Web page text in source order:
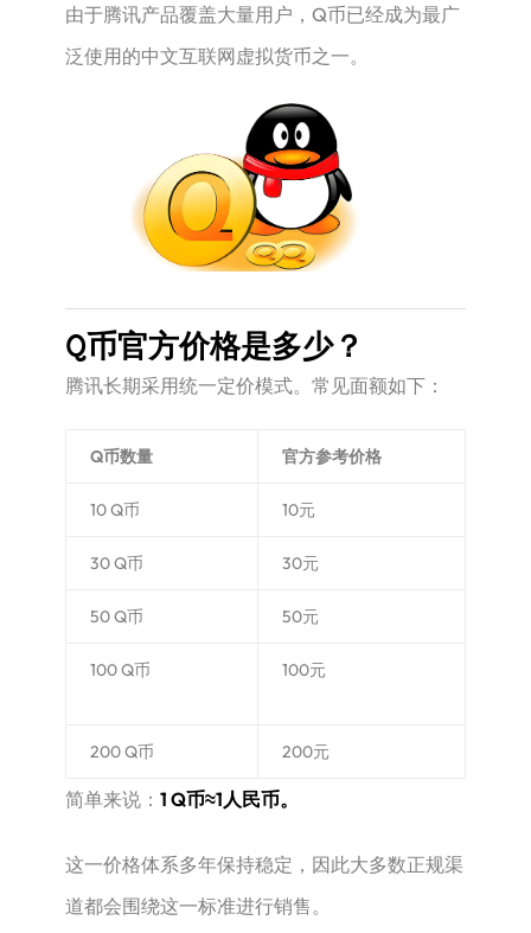
由于腾讯产品覆盖大量用户，Q币已经成为最广
泛使用的中文互联网虚拟货币之一。
Q币官方价格是多少？
腾讯长期采用统一定价模式。常见面额如下：
Q币数量 官方参考价格
10 Q币 10元
30 Q币 30元
50 Q币 50元
100 Q币 100元
200 Q币 200元
简单来说： 1 Q币≈1人民币。
这一价格体系多年保持稳定，因此大多数正规渠
道都会围绕这一标准进行销售。